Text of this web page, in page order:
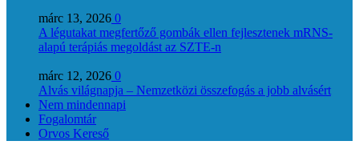
márc 13, 2026 0
A légutakat megfertőző gombák ellen fejlesztenek mRNS-
alapú terápiás megoldást az SZTE-n
márc 12, 2026 0
Alvás világnapja – Nemzetközi összefogás a jobb alvásért
Nem mindennapi
Fogalomtár
Orvos Kereső